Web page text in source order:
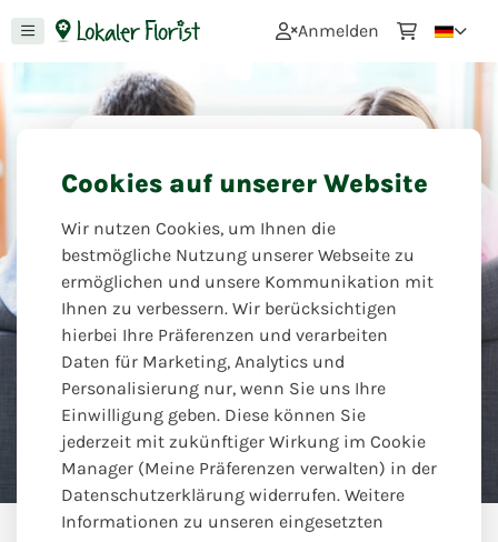
Anmelden
sie sind ein Symbol der Dankbarkeit
und Wertschätzung. Bedanken Sie
sich bei einem lieben Menschen mit
Blumen, diese liebe Geste braucht
keine weiteren Erklärungen, sie
spricht für sich!
Blumen Eck
Anlässe Dankeschön
Cookies auf unserer Website
Wir nutzen Cookies, um Ihnen die
bestmögliche Nutzung unserer Webseite zu
ermöglichen und unsere Kommunikation mit
Ihnen zu verbessern. Wir berücksichtigen
hierbei Ihre Präferenzen und verarbeiten
Daten für Marketing, Analytics und
Personalisierung nur, wenn Sie uns Ihre
Einwilligung geben. Diese können Sie
jederzeit mit zukünftiger Wirkung im Cookie
Manager (Meine Präferenzen verwalten) in der
Datenschutzerklärung widerrufen. Weitere
Informationen zu unseren eingesetzten